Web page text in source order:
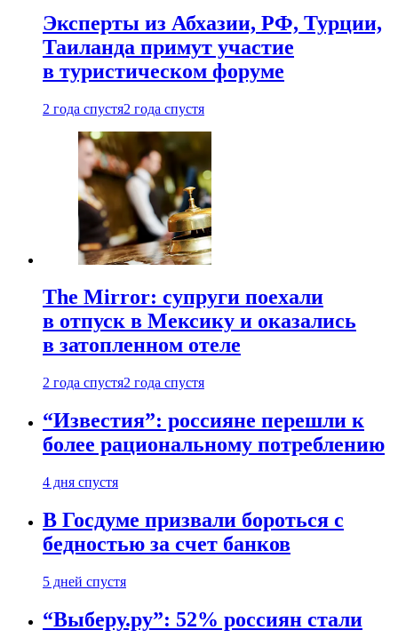
Эксперты из Абхазии, РФ, Турции,
Таиланда примут участие
в туристическом форуме
2 года спустя2 года спустя
The Mirror: супруги поехали
в отпуск в Мексику и оказались
в затопленном отеле
2 года спустя2 года спустя
“Известия”: россияне перешли к
более рациональному потреблению
4 дня спустя
В Госдуме призвали бороться с
бедностью за счет банков
5 дней спустя
“Выберу.ру”: 52% россиян стали